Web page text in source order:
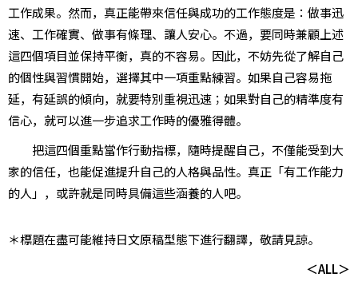
工作成果。然而，真正能帶來信任與成功的工作態度是：做事迅
速、工作確實、做事有條理、讓人安心。不過，要同時兼顧上述
這四個項目並保持平衡，真的不容易。因此，不妨先從了解自己
的個性與習慣開始，選擇其中一項重點練習。如果自己容易拖
延，有延誤的傾向，就要特別重視迅速；如果對自己的精準度有
信心，就可以進一步追求工作時的優雅得體。
把這四個重點當作行動指標，隨時提醒自己，不僅能受到大
家的信任，也能促進提升自己的人格與品性。真正「有工作能力
的人」，或許就是同時具備這些涵養的人吧。
＊標題在盡可能維持日文原稿型態下進行翻譯，敬請見諒。
＜ALL＞